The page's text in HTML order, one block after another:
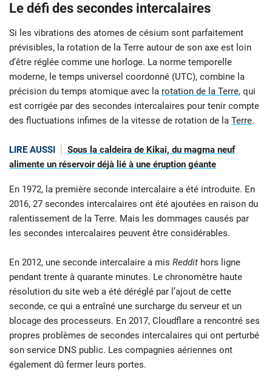
Le défi des secondes intercalaires
Si les vibrations des atomes de césium sont parfaitement
prévisibles, la rotation de la Terre autour de son axe est loin
d’être réglée comme une horloge. La norme temporelle
moderne, le temps universel coordonné (UTC), combine la
précision du temps atomique avec la rotation de la Terre, qui
est corrigée par des secondes intercalaires pour tenir compte
des fluctuations infimes de la vitesse de rotation de la Terre.
LIRE AUSSI
Sous la caldeira de Kikai, du magma neuf
alimente un réservoir déjà lié à une éruption géante
En 1972, la première seconde intercalaire a été introduite. En
2016, 27 secondes intercalaires ont été ajoutées en raison du
ralentissement de la Terre. Mais les dommages causés par
les secondes intercalaires peuvent être considérables.
En 2012, une seconde intercalaire a mis Reddit hors ligne
pendant trente à quarante minutes. Le chronomètre haute
résolution du site web a été déréglé par l’ajout de cette
seconde, ce qui a entraîné une surcharge du serveur et un
blocage des processeurs. En 2017, Cloudflare a rencontré ses
propres problèmes de secondes intercalaires qui ont perturbé
son service DNS public. Les compagnies aériennes ont
également dû fermer leurs portes.